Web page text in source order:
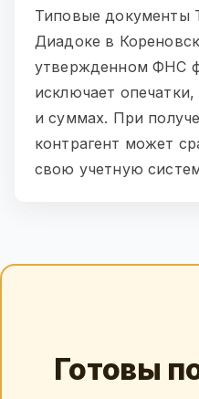
Типовые документы
Диадоке в
утвержденном ФНС
исключает
и суммах. При
контрагент может
свою учетную
Готовы